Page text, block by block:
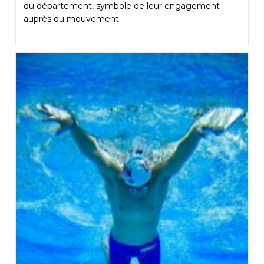
du département, symbole de leur engagement
auprès du mouvement.